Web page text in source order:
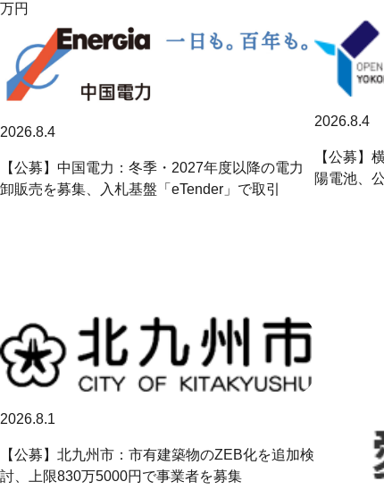
万円
2026.8.4
【公募】中国電力：冬季・2027年度以降の電力
卸販売を募集、入札基盤「eTender」で取引
2026.8.4
【公募】
陽電池、
2026.8.1
【公募】北九州市：市有建築物のZEB化を追加検
討、上限830万5000円で事業者を募集